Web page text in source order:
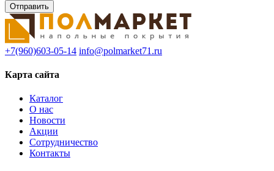
+7(960)603-05-14 info@polmarket71.ru
Карта сайта
Каталог
О нас
Новости
Акции
Сотрудничество
Контакты